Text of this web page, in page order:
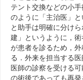
テント交換などの小
のように「主治医」
と助手は明確に分け
建」というように，
が患者を診るため，
る．外来を担当する
医師の診察を受ける
の術後であっても再